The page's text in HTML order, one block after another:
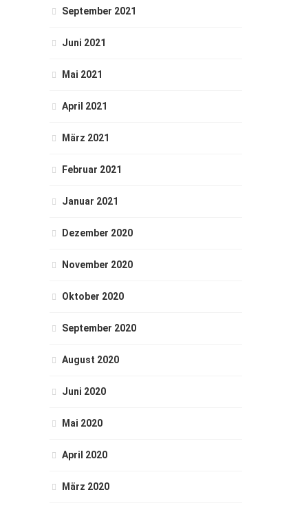
September 2021
Juni 2021
Mai 2021
April 2021
März 2021
Februar 2021
Januar 2021
Dezember 2020
November 2020
Oktober 2020
September 2020
August 2020
Juni 2020
Mai 2020
April 2020
März 2020